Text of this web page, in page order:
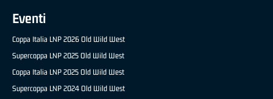
Eventi
Coppa Italia LNP 2026 Old Wild West
Supercoppa LNP 2025 Old Wild West
Coppa Italia LNP 2025 Old Wild West
Supercoppa LNP 2024 Old Wild West